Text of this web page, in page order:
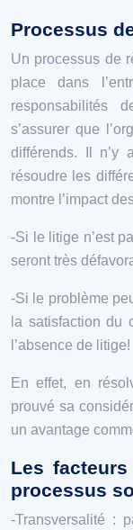
Processus
Un processus de
place dans
responsabilités
s’assurer que
différends. Il
résoudre les
montre l’impact
-Si le litige n’est
seront très
-Si le problème
la satisfaction du
l’absence de litige!
En effet, en
prouvé sa
un avantage
Les
processus
-Transversalité :